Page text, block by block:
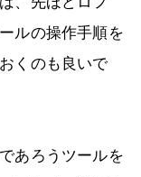
ルの操作手順を
くのも良いで
あろうツールを